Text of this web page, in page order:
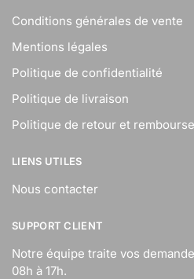
Conditions générales de vente
Mentions légales
Politique de confidentialité
Politique de livraison
Politique de retour et
LIENS UTILES
Nous contacter
SUPPORT CLIENT
Notre équipe traite vos
08h à 17h.